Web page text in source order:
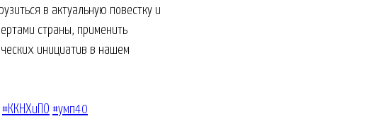
в актуальную повестку и
страны, применить
инициатив в нашем
#ККНХиПО #умп40